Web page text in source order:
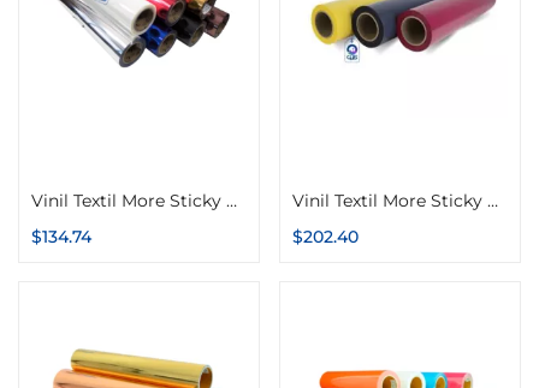
Vinil Textil More Sticky Color Make Metallic 51cm x 1m
$134.74
Vinil Textil More Sticky Special Color Make Flock 51cm x 1m
$202.40